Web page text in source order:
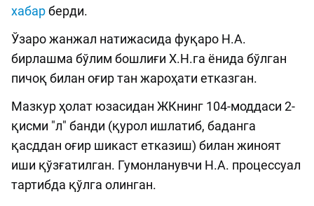
хабарберди.
Ўзаро жанжал натижасида фуқаро Н.А.
бирлашма бўлим бошлиғи Х.Н.га ёнида бўлган
пичоқ билан оғир тан жароҳати етказган.
Мазкур ҳолат юзасидан ЖКнинг 104-моддаси 2-
қисми "л" банди (қурол ишлатиб, баданга
қасддан оғир шикаст етказиш) билан жиноят
иши қўзғатилган. Гумонланувчи Н.А. процессуал
тартибда қўлга олинган.